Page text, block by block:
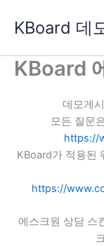
로
KBoard 데
KBoard
데모게
모든 질문
https://
KBoard가 적용된
https://
에스크원 상담 스